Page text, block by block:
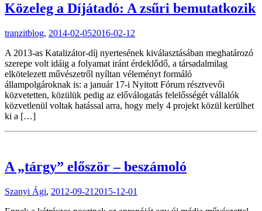
Közeleg a Díjátadó: A zsűri bemutatkozik
tranzitblog, 2014-02-052016-02-12
A 2013-as Katalizátor-díj nyertesének kiválasztásában meghatározó
szerepe volt idáig a folyamat iránt érdeklődő, a társadalmilag
elkötelezett művészetről nyíltan véleményt formáló
állampolgároknak is: a január 17-i Nyitott Fórum résztvevői
közvetetten, közülük pedig az előválogatás felelősségét vállalók
közvetlenül voltak hatással arra, hogy mely 4 projekt közül kerülhet
ki a […]
A „tárgy” először – beszámoló
Szanyi Ági, 2012-09-21 2015-12-01